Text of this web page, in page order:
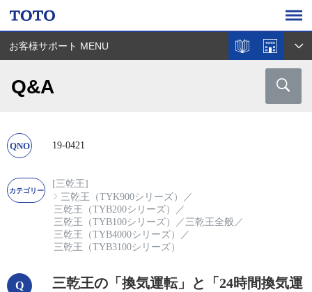
お客様サポート MENU
Q&A
19-0421
[三乾王]
三乾王（TYK900シリーズ）
／
三乾王（TYB200シリーズ）
／
三乾王（TYB100シリーズ）
／ 三乾王全般／
三乾王（TYB4000シリーズ）
／
三乾王（TYB3100シリーズ）
三乾王の「換気運転」と「24時間換気運